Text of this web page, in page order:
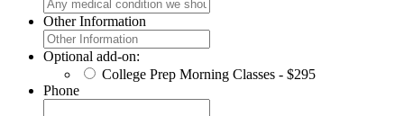
Other Information
Optional add-on:
College Prep Morning Classes - $295
Phone